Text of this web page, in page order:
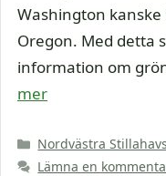
Washington
Oregon. Med detta
information om
mer
Kategorier
Nordvästra
Lämna en